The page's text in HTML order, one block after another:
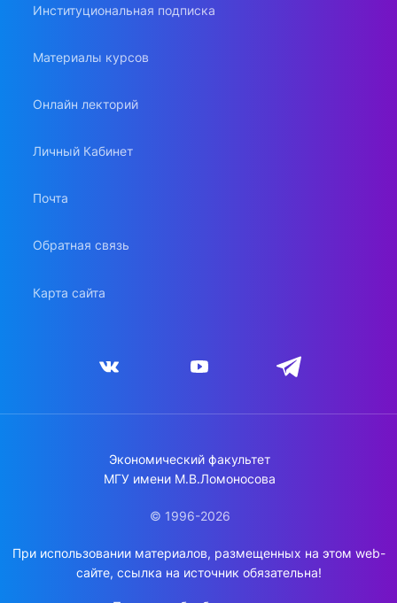
Институциональная подписка
Материалы курсов
Онлайн лекторий
Личный Кабинет
Почта
Обратная связь
Карта сайта
Экономический факультет
МГУ имени М.В.Ломоносова
© 1996-2026
При использовании материалов, размещенных на этом web-
сайте, ссылка на источник обязательна!